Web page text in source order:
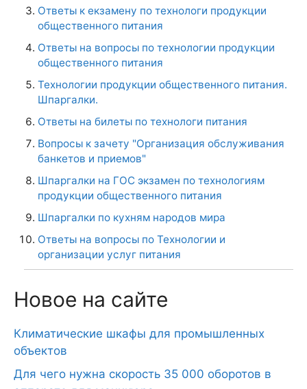
Ответы к екзамену по технологи продукции
общественного питания
Ответы на вопросы по технологии продукции
общественного питания
Технологии продукции общественного питания.
Шпаргалки.
Ответы на билеты по технологи питания
Вопросы к зачету "Организация обслуживания
банкетов и приемов"
Шпаргалки на ГОС экзамен по технологиям
продукции общественного питания
Шпаргалки по кухням народов мира
Ответы на вопросы по Технологии и
организации услуг питания
Новое на сайте
Климатические шкафы для промышленных
объектов
Для чего нужна скорость 35 000 оборотов в